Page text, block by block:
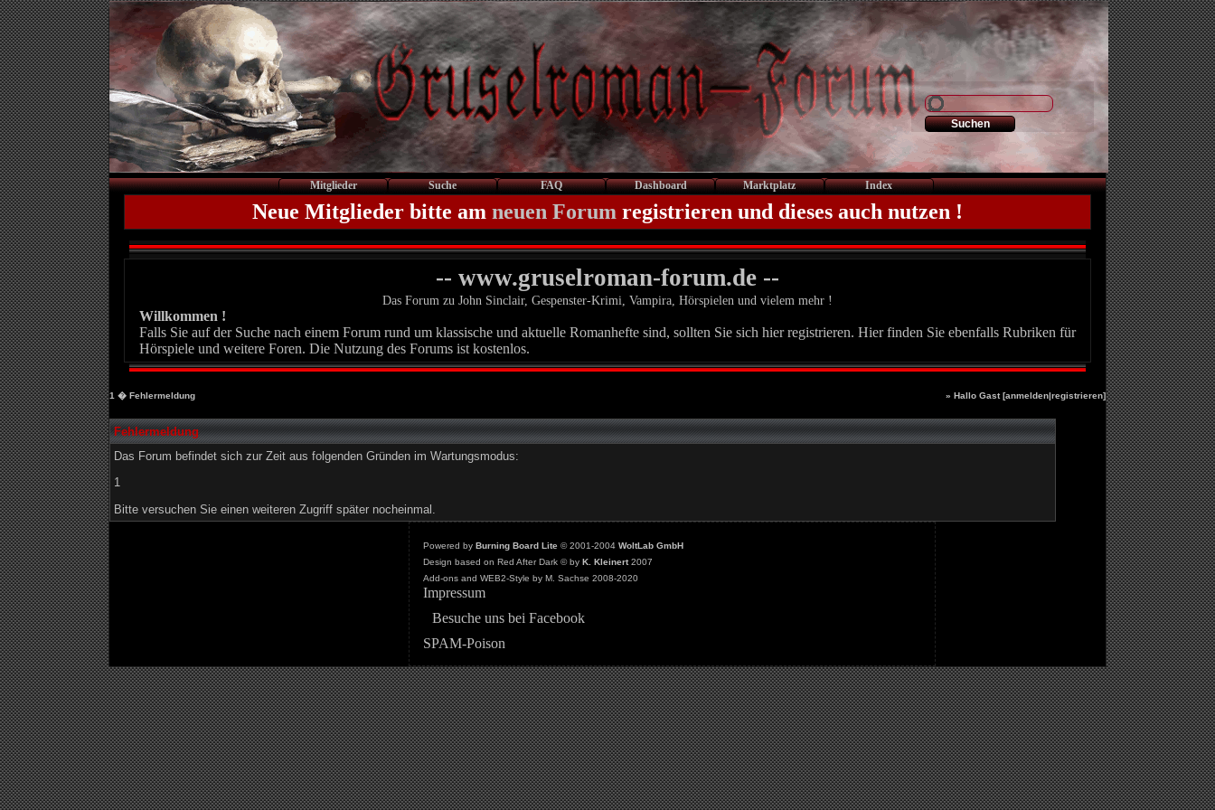
Mitglieder Suche FAQ Dashboard Marktplatz Index
Neue Mitglieder bitte am neuen Forum registrieren und dieses auch nutzen !
-- www.gruselroman-forum.de --
Das Forum zu John Sinclair, Gespenster-Krimi, Vampira, Hörspielen und vielem mehr !
Willkommen !
Falls Sie auf der Suche nach einem Forum rund um klassische und aktuelle Romanhefte sind, sollten Sie sich hier registrieren. Hier finden Sie ebenfalls Rubriken für
Hörspiele und weitere Foren. Die Nutzung des Forums ist kostenlos.
1 � Fehlermeldung » Hallo Gast [anmelden|registrieren]
Fehlermeldung
Das Forum befindet sich zur Zeit aus folgenden Gründen im Wartungsmodus:
1
Bitte versuchen Sie einen weiteren Zugriff später nocheinmal.
Powered by Burning Board Lite© 2001-2004 WoltLab GmbH
Design based on Red After Dark © by K. Kleinert2007
Add-ons and WEB2-Style by M. Sachse 2008-2020
Impressum
Besuche uns bei Facebook
SPAM-Poison